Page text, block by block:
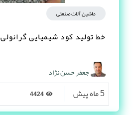
ماشین آلات صنعتی
خط تولید کود شیمیایی گرانولی
جعفر حسن نژاد
5 ماه پیش